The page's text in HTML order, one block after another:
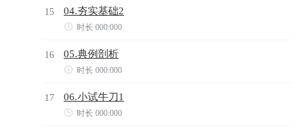
15 04.夯实基础2
 时长 000:000
16 05.典例剖析
 时长 000:000
17 06.小试牛刀1
 时长 000:000